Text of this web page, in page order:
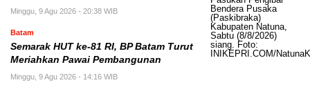
Minggu, 9 Agu 2026 - 20:38 WIB
Batam
Semarak HUT ke-81 RI, BP Batam Turut
Meriahkan Pawai Pembangunan
Minggu, 9 Agu 2026 - 14:16 WIB